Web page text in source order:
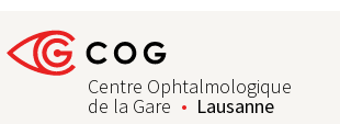
Centre Ophtalmologique
de la Gare Lausanne